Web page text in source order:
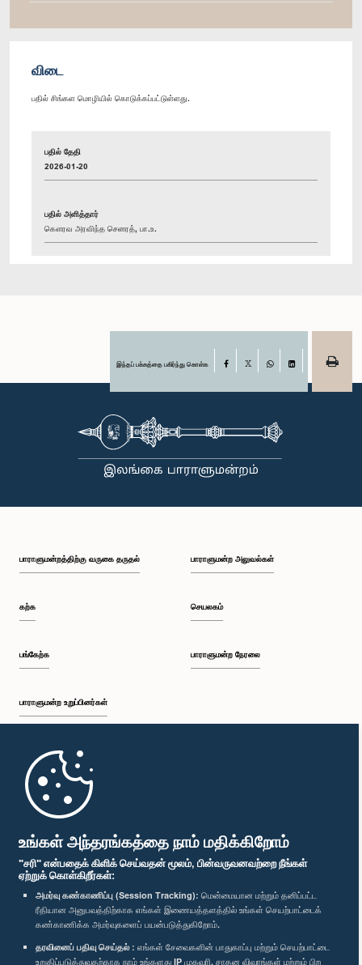
உங்கள் அந்தரங்கத்தை நாம் மதிக்கிறோம்
"சரி" என்பதைக் கிளிக் செய்வதன் மூலம், பின்வருவனவற்றை நீங்கள்
ஏற்றுக் கொள்கிறீர்கள்:
அமர்வு கண்காணிப்பு (Session Tracking): மென்மையான மற்றும் தனிப்பட்ட
ரீதியான அனுபவத்திற்காக எங்கள் இணையத்தளத்தில் உங்கள் செயற்பாட்டைக்
கண்காணிக்க அமர்வுகளைப் பயன்படுத்துகிறோம்.
தரவினைப் பதிவு செய்தல் : எங்கள் சேவைகளின் பாதுகாப்பு மற்றும் செயற்பாட்டை
உறுதிப்படுத்துவதற்காக நாம் உங்களது IP முகவரி, சாதன விவரங்கள் மற்றும் பிற
விடை
பதில் சிங்கள மொழியில் கொடுக்கப்பட்டுள்ளது.
பதில் தேதி
2026-01-20
பதில் அளித்தார்
கௌரவ அரவிந்த செனரத், பா.உ.
இந்தப் பக்கத்தை பகிர்ந்து கொள்க Facebook
பாராளுமன்றத்திற்கு வருகை தருதல்
கற்க
பங்கேற்க
பாராளுமன்ற உறுப்பினர்கள்
முதற்பக்கம்
பாராளுமன்ற அலுவல்கள்
செயலகம்
பாராளுமன்ற நேரலை
பாராளுமன்ற கையடக்க செயலி
எம்மை பின்தொடர்க :
விருதுகள்